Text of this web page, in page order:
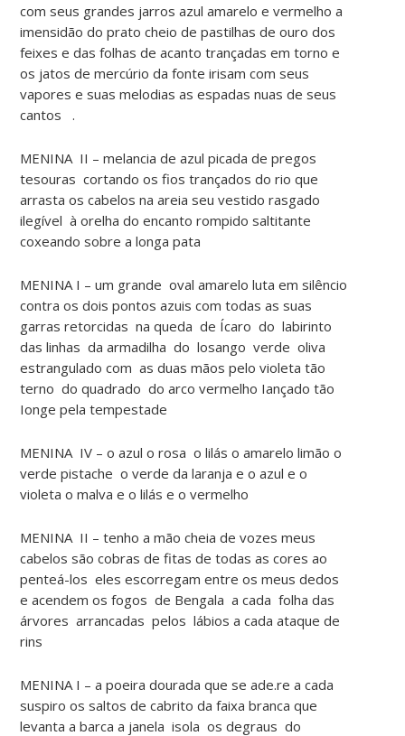
com seus grandes jarros azul amarelo e vermelho a
imensidão do prato cheio de pastilhas de ouro dos
feixes e das folhas de acanto trançadas em torno e
os jatos de mercúrio da fonte irisam com seus
vapores e suas melodias as espadas nuas de seus
cantos .
MENINA II – melancia de azul picada de pregos
tesouras cortando os fios trançados do rio que
arrasta os cabelos na areia seu vestido rasgado
ilegível à orelha do encanto rompido saltitante
coxeando sobre a longa pata
MENINA I – um grande oval amarelo luta em silêncio
contra os dois pontos azuis com todas as suas
garras retorcidas na queda de Ícaro do labirinto
das linhas da armadilha do losango verde oliva
estrangulado com as duas mãos pelo violeta tão
terno do quadrado do arco vermelho Iançado tão
Ionge pela tempestade
MENINA IV – o azul o rosa o lilás o amarelo limão o
verde pistache o verde da laranja e o azul e o
violeta o malva e o lilás e o vermelho
MENINA II – tenho a mão cheia de vozes meus
cabelos são cobras de fitas de todas as cores ao
penteá-los eles escorregam entre os meus dedos
e acendem os fogos de Bengala a cada folha das
árvores arrancadas pelos lábios a cada ataque de
rins
MENINA I – a poeira dourada que se ade.re a cada
suspiro os saltos de cabrito da faixa branca que
levanta a barca a janela isola os degraus do